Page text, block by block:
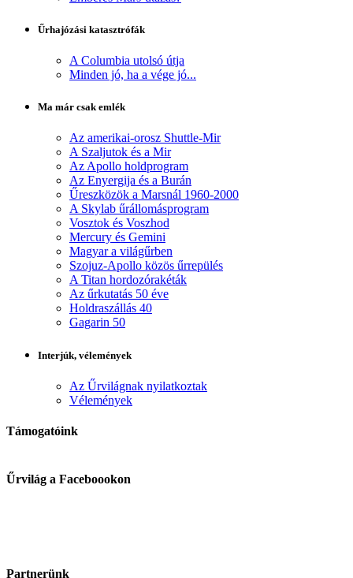
Űrhajózási katasztrófák
A Columbia utolsó útja
Minden jó, ha a vége jó...
Ma már csak emlék
Az amerikai-orosz Shuttle-Mir
A Szaljutok és a Mir
Az Apollo holdprogram
Az Enyergija és a Burán
Űreszközök a Marsnál 1960-2000
A Skylab űrállomásprogram
Vosztok és Voszhod
Mercury és Gemini
Magyar a világűrben
Szojuz-Apollo közös űrrepülés
A Titan hordozórakéták
Az űrkutatás 50 éve
Holdraszállás 40
Gagarin 50
Interjúk, vélemények
Az Űrvilágnak nyilatkoztak
Vélemények
Támogatóink
Űrvilág a Faceboookon
Partnerünk